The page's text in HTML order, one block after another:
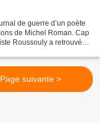
de guerre d’un poète
de Michel Roman. Cap
Roussouly a retrouvé le
Page suivante >